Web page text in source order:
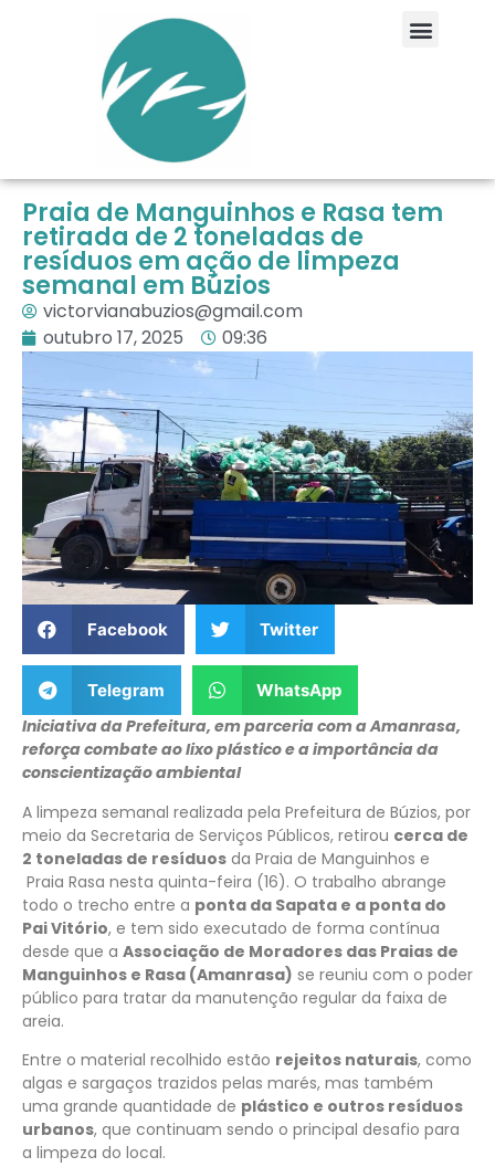
Praia de Manguinhos e Rasa tem
retirada de 2 toneladas de
resíduos em ação de limpeza
semanal em Búzios
victorvianabuzios@gmail.com
outubro 17, 2025
09:36
Facebook Twitter
Telegram WhatsApp
Iniciativa da Prefeitura, em parceria com a Amanrasa,
reforça combate ao lixo plástico e a importância da
conscientização ambiental
A limpeza semanal realizada pela Prefeitura de Búzios, por
meio da Secretaria de Serviços Públicos, retirou cerca de
2 toneladas de resíduos da Praia de Manguinhos e
Praia Rasa nesta quinta-feira (16). O trabalho abrange
todo o trecho entre a ponta da Sapata e a ponta do
Pai Vitório, e tem sido executado de forma contínua
desde que a Associação de Moradores das Praias de
Manguinhos e Rasa (Amanrasa) se reuniu com o poder
público para tratar da manutenção regular da faixa de
areia.
Entre o material recolhido estão rejeitos naturais, como
algas e sargaços trazidos pelas marés, mas também
uma grande quantidade de plástico e outros resíduos
urbanos, que continuam sendo o principal desafio para
a limpeza do local.